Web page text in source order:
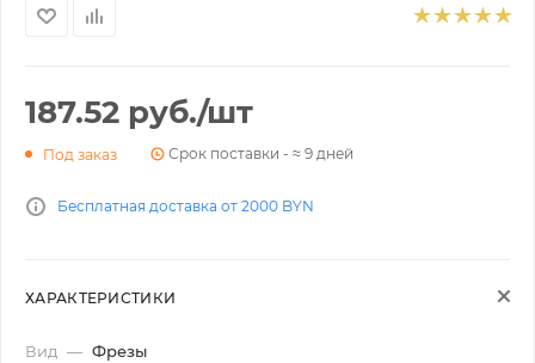
187.52 руб./шт
Под заказ Срок поставки - ≈ 9 дней
Бесплатная доставка от 2000 BYN
ХАРАКТЕРИСТИКИ
Вид — Фрезы